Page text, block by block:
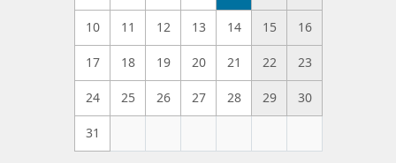
10 11 12 13 14 15 16
17 18 19 20 21 22 23
24 25 26 27 28 29 30
31